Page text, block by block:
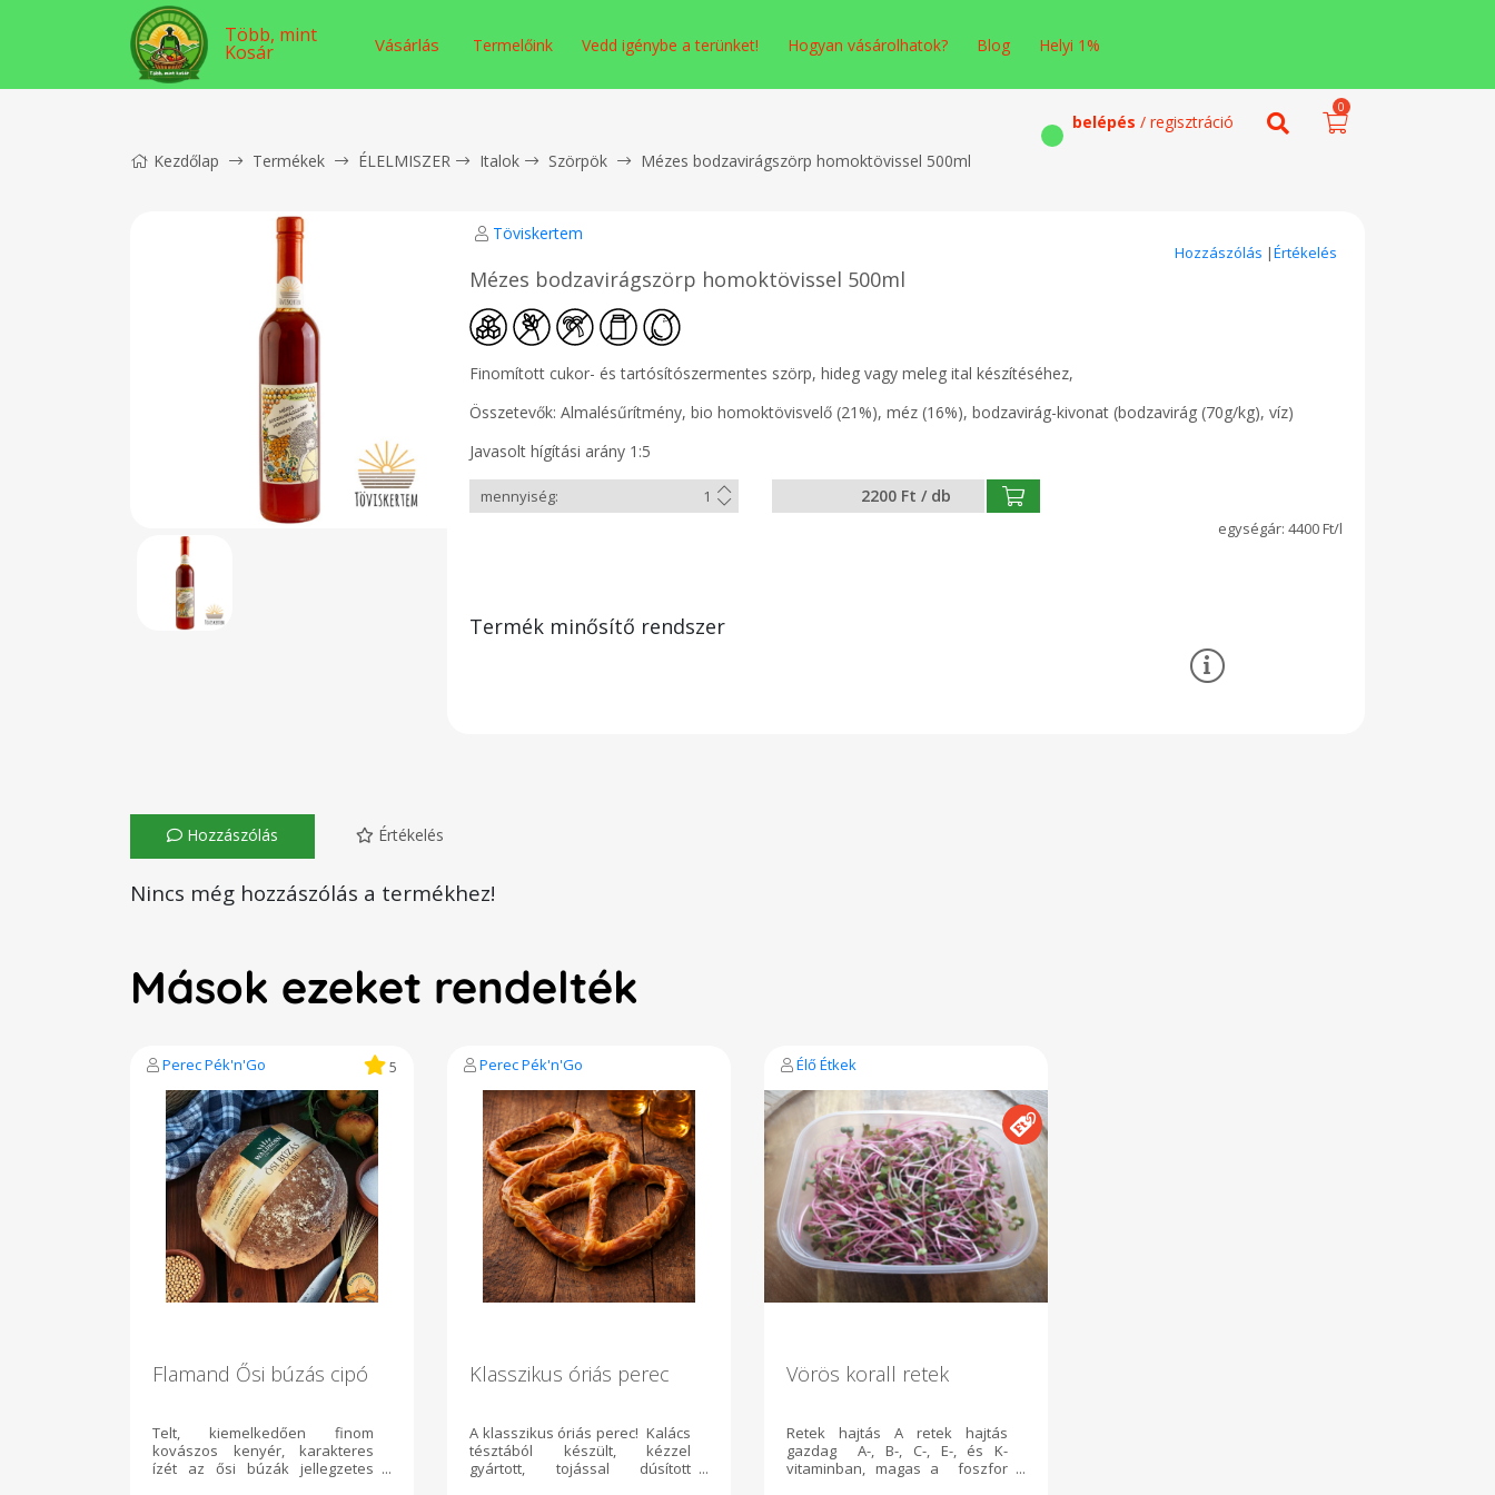
Több, mint
Kosár Vásárlás Termelőink Vedd igénybe a terünket! Hogyan vásárolhatok? Blog Helyi 1%
belépés / regisztráció
0
Kezdőlap Termékek ÉLELMISZER Italok Szörpök Mézes bodzavirágszörp homoktövissel 500ml
Töviskertem
Hozzászólás |Értékelés
Mézes bodzavirágszörp homoktövissel 500ml
Finomított cukor- és tartósítószermentes szörp, hideg vagy meleg ital készítéséhez,
Összetevők: Almalésűrítmény, bio homoktövisvelő (21%), méz (16%), bodzavirág-kivonat (bodzavirág (70g/kg), víz)
Javasolt hígítási arány 1:5
2200 Ft / db
4400 Ft/l
Termék minősítő rendszer
Hozzászólás Értékelés
Nincs még hozzászólás a termékhez!
Mások ezeket rendelték
Perec Pék'n'Go 5
Flamand Ősi búzás cipó
Telt, kiemelkedően finom
kovászos kenyér, karakteres
ízét az ősi búzák jellegzetes
Perec Pék'n'Go
Klasszikus óriás perec
A klasszikus óriás perec! Kalács
tésztából készült, kézzel
gyártott, tojással dúsított
Élő Étkek
Vörös korall retek
Retek hajtás A retek hajtás
gazdag A-, B-, C-, E-, és K-
vitaminban, magas a foszfor